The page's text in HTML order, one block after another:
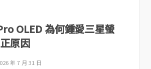
OLED 為何鍾愛三星螢
原因
年 7 月 31 日